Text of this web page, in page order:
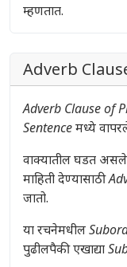
म्हणतात.
Adverb
Adverb Clause of
Sentenceमध्ये
वाक्यातील घडत
माहिती देण्यासाठी
जातो.
या रचनेमधील
पुढीलपैकी एखाद्या